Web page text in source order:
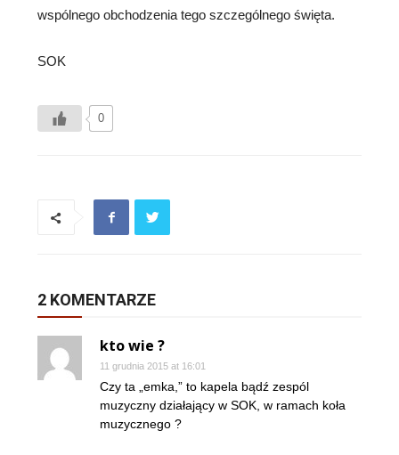
wspólnego obchodzenia tego szczególnego święta.
SOK
0
2 KOMENTARZE
kto wie ?
11 grudnia 2015 at 16:01
Czy ta „emka,” to kapela bądź zespól
muzyczny działający w SOK, w ramach koła
muzycznego ?